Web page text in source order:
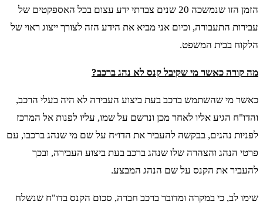
הזמן הזו שנמשכה 20 שנים צברתי ידע עצום בכל האספקטים של
עבירות התעבורה, וכיום אני מביא את הידע הזה לצורך ייצוג ראוי של
הלקוח בבית המשפט.
מה קורה כאשר מי שקיבל קנס לא נהג ברכב?
כאשר מי שהשתמש ברכב בעת ביצוע העבירה לא היה בעלי הרכב,
והדו"ח הגיע אליו לאחר מכן ונרשם על שמו, עליו לפנות אל המרכז
לפניות נהגים, בבקשה להעביר את הדו״ח על שם מי שנהג ברכבו, עם
פרטי הנהג והצהרה שלו שנהג ברכב בעת ביצוע העבירה, ובכך
להעביר את הקנס על שם הנהג המבצע.
שימו לב, כי במקרה ומדובר ברכב חברה, סכום הקנס בדו"ח שנשלח